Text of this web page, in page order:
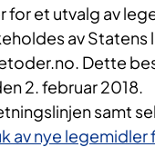
for et utvalg av
av
Dette
2. februar 2018.
samt
av nye